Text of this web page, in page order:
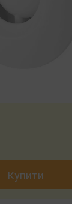
Купити